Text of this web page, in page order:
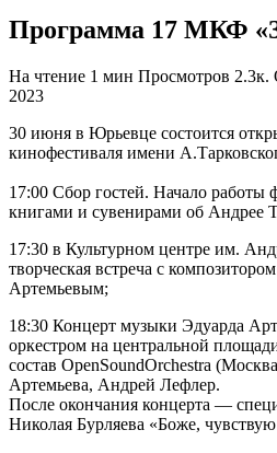
Программа 17 МКФ
На чтение 1 мин Просмотров 2.3к.
2023
30 июня в Юрьевце состоится
кинофестиваля имени
17:00 Сбор гостей. Начало работы
книгами и сувенирами об Андрее
17:30 в Культурном центре им.
творческая встреча с
Артемьевым;
18:30 Концерт музыки Эдуарда
оркестром на центральной
состав OpenSoundOrchestra
Артемьева, Андрей Лефлер.
После окончания концерта —
Николая Бурляева «Боже,